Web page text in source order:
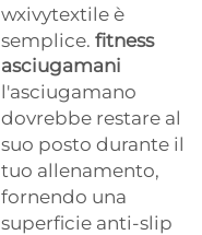
wxivytextile è
semplice. fitness
asciugamani
l'asciugamano
dovrebbe restare al
suo posto durante il
tuo allenamento,
fornendo una
superficie anti-slip